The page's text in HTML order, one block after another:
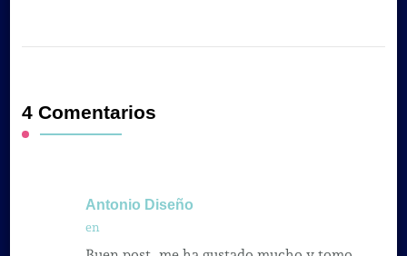
4 Comentarios
Antonio Diseño
en